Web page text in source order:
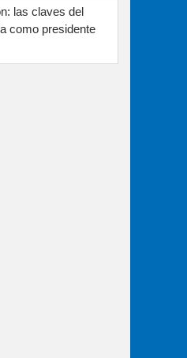
las claves del
como presidente